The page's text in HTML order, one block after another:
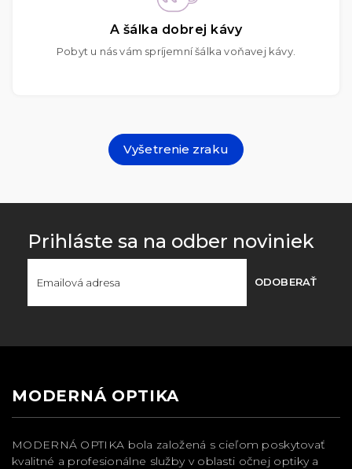
A šálka dobrej kávy
Pobyt u nás vám spríjemní šálka voňavej kávy.
Vyšetrenie zraku
Prihláste sa na odber noviniek
ODOBERAŤ
MODERNÁ OPTIKA
MODERNÁ OPTIKA bola založená s cieľom poskytovať
kvalitné a profesionálne služby v oblasti očnej optiky a